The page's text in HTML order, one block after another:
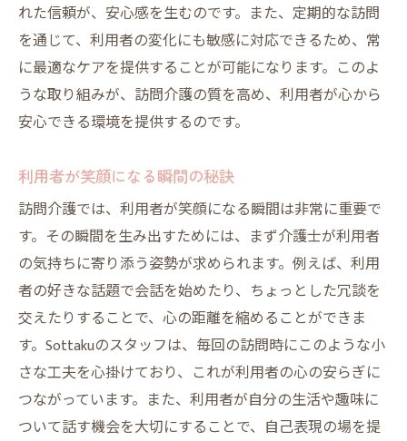
れた信頼が、安心感を生むのです。また、定期的な訪問
を通じて、利用者の変化にも敏感に対応できるため、常
に最適なケアを提供することが可能になります。このよ
うな取り組みが、訪問介護の質を高め、利用者が心から
安心できる環境を提供するのです。
利用者が笑顔になる瞬間の秘訣
訪問介護では、利用者が笑顔になる瞬間は非常に重要で
す。その瞬間を生み出すためには、まず介護士が利用者
の気持ちに寄り添う姿勢が求められます。例えば、利用
者の好きな話題で会話を始めたり、ちょっとした冗談を
交えたりすることで、心の距離を縮めることができま
す。Sottakuのスタッフは、毎回の訪問時にこのような小
さな工夫を心掛けており、これが利用者の心の安らぎに
つながっています。また、利用者が自分の生活や趣味に
ついて話す機会を大切にすることで、自己表現の場を提